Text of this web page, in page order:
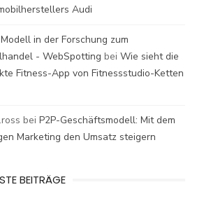
Audi
in der Forschung zum
- WebSpotting bei Wie sieht die
Fitness-App von Fitnessstudio-Ketten
bei P2P-Geschäftsmodell: Mit dem
Marketing den Umsatz steigern
BEITRÄGE